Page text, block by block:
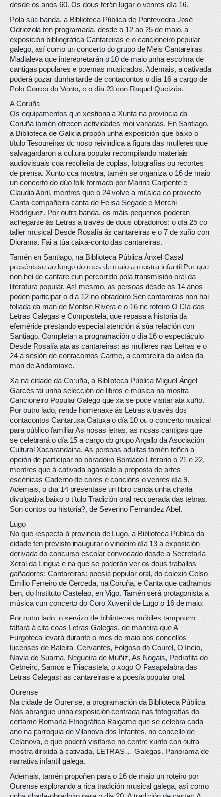
desde os anos 60. Os dous terán lugar o venres día 16.
Pola súa banda, a Biblioteca Pública de Pontevedra José
Odriozola ten programada, desde o 12 ao 25 de maio, a
exposición bibliográfica Cantareiras e o cancioneiro popular
galego, así como un concerto do grupo de Meis Cantareiras
Madialeva que interepretarán o 10 de maio unha escolma de
cantigas populares e poemas musicados. Ademais, a cativada
poderá gozar dunha tarde de contacontos o día 16 a cargo de
Polo Correo do Vento, e o día 23 con Raquel Queizás.
A Coruña
Os equipamentos que xestiona a Xunta na provincia da
Coruña tamén ofrecen actividades moi variadas. En Santiago,
a Biblioteca de Galicia propón unha exposición que baixo o
título Tesoureiras do noso reivindica a figura das mulleres que
salvagardaron a cultura popular recompilando materiais
audiovisuais coa recolleita de coplas, fotografías ou recortes
de prensa. Xunto coa mostra, tamén se organiza o 16 de maio
un concerto do dúo folk formado por Marina Carpente e
Claudia Abril, mentres que o 24 volve a música co proxecto
Canta compañeira canta de Felisa Segade e Merchi
Rodríguez. Por outra banda, os máis pequenos poderán
achegarse ás Letras a través de dous obradoiros: o día 25 co
taller musical Desde Rosalía ás cantareiras e o 7 de xuño con
Diorama. Fai a túa caixa-conto das cantareiras.
Tamén en Santiago, na Biblioteca Pública Ánxel Casal
preséntase ao longo do mes de maio a mostra infantil Por que
non hei de cantare cun percorrido pola transmisión oral da
literatura popular. Así mesmo, as persoas desde os 14 anos
poden participar o día 12 no obradoiro Sen cantareiras non hai
foliada da man de Montse Rivera e o 16 no roteiro O Día das
Letras Galegas e Compostela, que repasa a historia da
efeméride prestando especial atención á súa relación con
Santiago. Completan a programación o día 16 o espectáculo
Desde Rosalía ata as cantareiras: as mulleres nas Letras e o
24 a sesión de contacontos Carme, a cantareira da aldea da
man de Andamiaxe.
Xa na cidade da Coruña, a Biblioteca Pública Miguel Ángel
Garcés fai unha selección de libros e música na mostra
Cancioneiro Popular Galego que xa se pode visitar ata xuño.
Por outro lado, rende homenaxe ás Letras a través dos
contacontos Cantaruxa Catuxa o día 10 ou o concerto musical
para público familiar As nosas letras, as nosas cantigas que
se celebrará o día 15 a cargo do grupo Argallo da Asociación
Cultural Xacarandaina. As persoas adultas tamén teñen a
opción de participar no obradoiro Bordado Literario o 21 e 22,
mentres que á cativada agárdalle a proposta de artes
escénicas Caderno de cores e cancións o venres día 9.
Ademais, o día 14 preséntase un libro canda unha charla
divulgativa baixo o título Tradición oral recuperada das tebras.
Son contos ou historia?, de Severino Fernández Abel.
Lugo
No que respecta á provincia de Lugo, a Biblioteca Pública da
cidade ten previsto inaugurar o vindeiro día 13 a exposición
derivada do concurso escolar convocado desde a Secretaría
Xeral da Lingua e na que se poderán ver os dous traballos
gañadores: Cantareiras: poesía popular oral, do colexio Celso
Emilio Ferreiro de Cerceda, na Coruña, e Canta que cadramos
ben, do Instituto Castelao, en Vigo. Tamén será protagonista a
música cun concerto do Coro Xuvenil de Lugo o 16 de maio.
Por outro lado, o servizo de bibliotecas móbiles tampouco
faltará á cita coas Letras Galegas, de maneira que A
Furgoteca levará durante o mes de maio aos concellos
lucenses de Baleira, Cervantes, Folgoso do Courel, O Incio,
Navia de Suarna, Negueira de Muñiz, As Nogais, Pedrafita do
Cebreiro, Samos e Triacastela, o xogo O Pasapalabra das
Letras Galegas: as cantareiras e a poesía popular oral.
Ourense
Na cidade de Ourense, a programación da Biblioteca Pública
Nós abrangue unha exposición centrada nas fotografías do
certame Romaría Etnográfica Raigame que se celebra cada
ano na parroquia de Vilanova dos Infantes, no concello de
Celanova, e que poderá visitarse no centro xunto con outra
mostra dirixida á cativada, LETRAS… Galegas. Panorama de
narrativa infantil galega.
Ademais, tamén propoñen para o 16 de maio un roteiro por
Ourense explorando a rica tradición musical galega, así como